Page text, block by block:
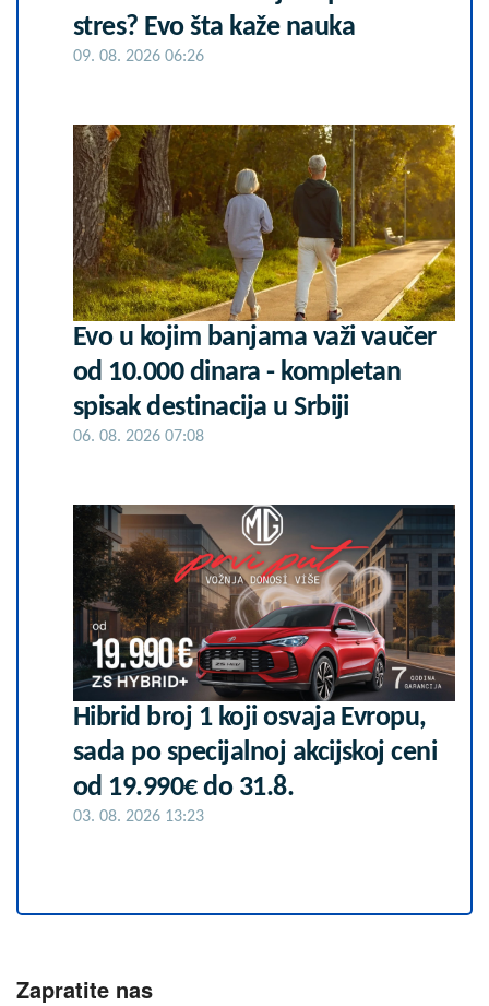
stres? Evo šta kaže nauka
09. 08. 2026 06:26
Evo u kojim banjama važi vaučer
od 10.000 dinara - kompletan
spisak destinacija u Srbiji
06. 08. 2026 07:08
Hibrid broj 1 koji osvaja Evropu,
sada po specijalnoj akcijskoj ceni
od 19.990€ do 31.8.
03. 08. 2026 13:23
Zapratite nas